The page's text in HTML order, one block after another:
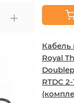
Кабель
Royal
RTDC